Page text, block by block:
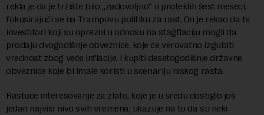
rekla je da je tržište bilo „zadovoljno“ u proteklih šest meseci,
fokusirajući se na Trampovu politiku za rast. On je rekao da bi
investitori koji su oprezni u odnosu na stagflaciju mogli da
prodaju dvogodišnje obveznice, koje će verovatno izgubiti
vrednost zbog veće inflacije, i kupiti desetogodišnje državne
obveznice koje bi imale koristi u scenariju niskog rasta.
Rastuće interesovanje za zlato, koje je u sredu dostiglo još
jedan najviši nivo svih vremena, ukazuje na to da su neki